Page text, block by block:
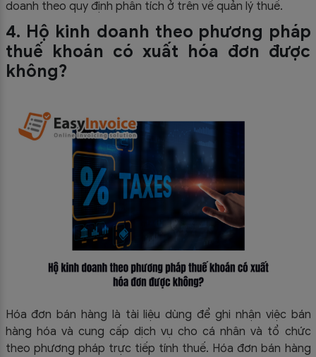
doanh theo quy định phân tích ở trên về quản lý thuế.
4. Hộ kinh doanh theo phương pháp
thuế khoán có xuất hóa đơn được
không?
Hóa đơn bán hàng là tài liệu dùng để ghi nhận việc bán
hàng hóa và cung cấp dịch vụ cho cá nhân và tổ chức
theo phương pháp trực tiếp tính thuế. Hóa đơn bán hàng